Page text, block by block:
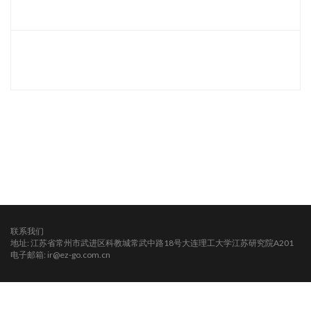
联系我们
地址: 江苏省常州市武进区科教城常武中路18号大连理工大学江苏研究院A201
电子邮箱: ir@ez-go.com.cn